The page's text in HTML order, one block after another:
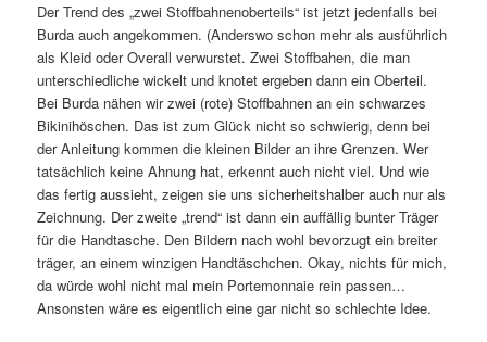
Der Trend des „zwei Stoffbahnenoberteils“ ist jetzt jedenfalls bei
Burda auch angekommen. (Anderswo schon mehr als ausführlich
als Kleid oder Overall verwurstet. Zwei Stoffbahen, die man
unterschiedliche wickelt und knotet ergeben dann ein Oberteil.
Bei Burda nähen wir zwei (rote) Stoffbahnen an ein schwarzes
Bikinihöschen. Das ist zum Glück nicht so schwierig, denn bei
der Anleitung kommen die kleinen Bilder an ihre Grenzen. Wer
tatsächlich keine Ahnung hat, erkennt auch nicht viel. Und wie
das fertig aussieht, zeigen sie uns sicherheitshalber auch nur als
Zeichnung. Der zweite „trend“ ist dann ein auffällig bunter Träger
für die Handtasche. Den Bildern nach wohl bevorzugt ein breiter
träger, an einem winzigen Handtäschchen. Okay, nichts für mich,
da würde wohl nicht mal mein Portemonnaie rein passen…
Ansonsten wäre es eigentlich eine gar nicht so schlechte Idee.